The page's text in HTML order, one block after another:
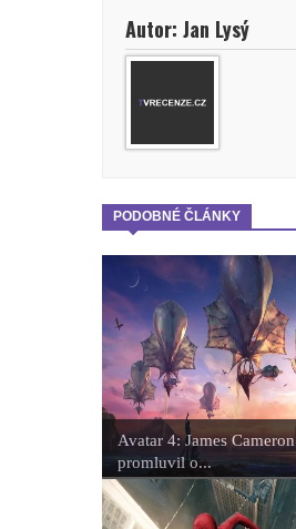
Autor: Jan Lysý
PODOBNÉ ČLÁNKY
Avatar 4: James Cameron
promluvil o...